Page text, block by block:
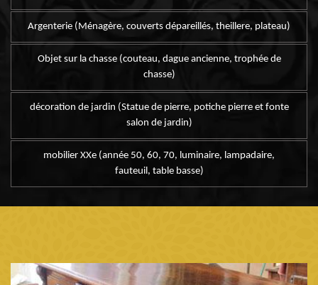
Argenterie (Ménagère, couverts dépareillés, theillere, plateau)
Objet sur la chasse (couteau, dague ancienne, trophée de
chasse)
décoration de jardin (Statue de pierre, potiche pierre et fonte
salon de jardin)
mobilier XXe (année 50, 60, 70, luminaire, lampadaire,
fauteuil, table basse)